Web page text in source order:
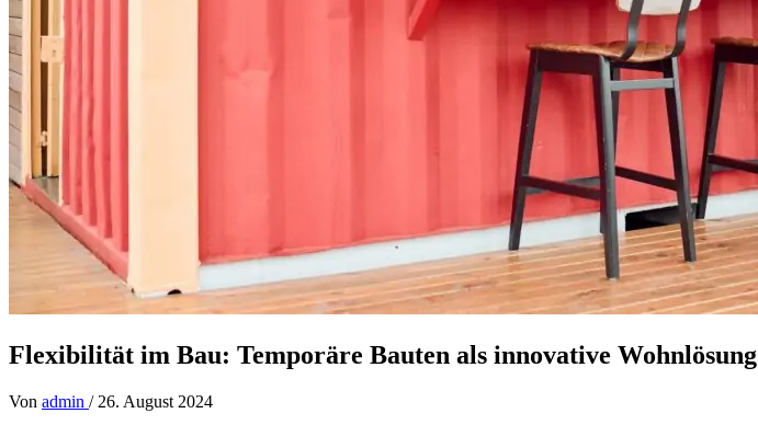
Flexibilität im Bau: Temporäre Bauten als innovative Wohnlösung
Von admin / 26. August 2024